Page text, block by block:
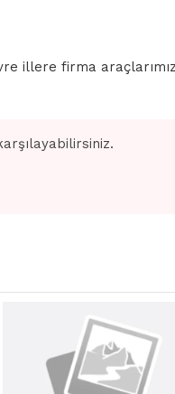
illere firma